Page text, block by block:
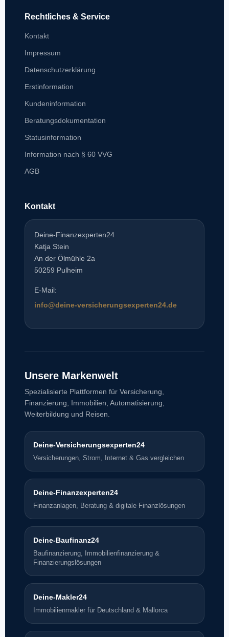
Rechtliches & Service
Kontakt
Impressum
Datenschutzerklärung
Erstinformation
Kundeninformation
Beratungsdokumentation
Statusinformation
Information nach § 60 VVG
AGB
Kontakt
Deine-Finanzexperten24
Katja Stein
An der Ölmühle 2a
50259 Pulheim
E-Mail:
info@deine-versicherungsexperten24.de
Unsere Markenwelt
Spezialisierte Plattformen für Versicherung,
Finanzierung, Immobilien, Automatisierung,
Weiterbildung und Reisen.
Deine-Versicherungsexperten24
Versicherungen, Strom, Internet & Gas vergleichen
Deine-Finanzexperten24
Finanzanlagen, Beratung & digitale Finanzlösungen
Deine-Baufinanz24
Baufinanzierung, Immobilienfinanzierung &
Finanzierungslösungen
Deine-Makler24
Immobilienmakler für Deutschland & Mallorca